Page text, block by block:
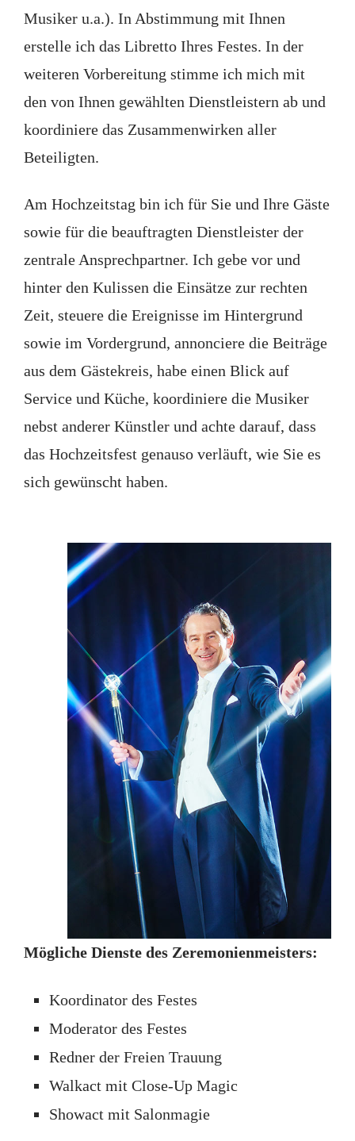
Musiker u.a.). In Abstimmung mit Ihnen
erstelle ich das Libretto Ihres Festes. In der
weiteren Vorbereitung stimme ich mich mit
den von Ihnen gewählten Dienstleistern ab und
koordiniere das Zusammenwirken aller
Beteiligten.
Am Hochzeitstag bin ich für Sie und Ihre Gäste
sowie für die beauftragten Dienstleister der
zentrale Ansprechpartner. Ich gebe vor und
hinter den Kulissen die Einsätze zur rechten
Zeit, steuere die Ereignisse im Hintergrund
sowie im Vordergrund, annonciere die Beiträge
aus dem Gästekreis, habe einen Blick auf
Service und Küche, koordiniere die Musiker
nebst anderer Künstler und achte darauf, dass
das Hochzeitsfest genauso verläuft, wie Sie es
sich gewünscht haben.
Mögliche Dienste des Zeremonienmeisters:
Koordinator des Festes
Moderator des Festes
Redner der Freien Trauung
Walkact mit Close-Up Magic
Showact mit Salonmagie